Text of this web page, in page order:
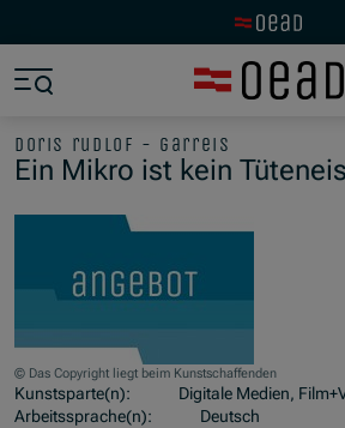
doris rudlof - garreis
Ein Mikro ist kein Tüteneis
© Das Copyright liegt beim Kunstschaffenden
Kunstsparte(n):
Digitale Medien,
Arbeitssprache(n):
Deutsch